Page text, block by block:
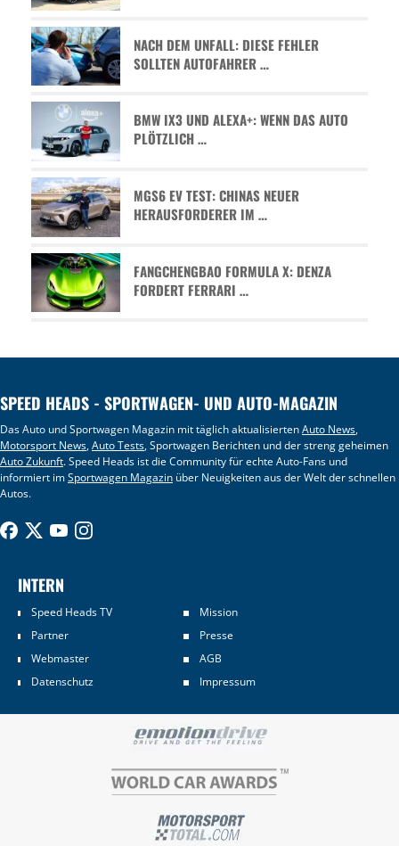
NACH DEM UNFALL: DIESE FEHLER
SOLLTEN AUTOFAHRER …
BMW IX3 UND ALEXA+: WENN DAS AUTO
PLÖTZLICH …
MGS6 EV TEST: CHINAS NEUER
HERAUSFORDERER IM …
FANGCHENGBAO FORMULA X: DENZA
FORDERT FERRARI …
SPEED HEADS - SPORTWAGEN- UND AUTO-MAGAZIN
Das Auto und Sportwagen Magazin mit täglich aktualisiertenAuto News,
Motorsport News,Auto Tests, Sportwagen Berichten und der streng geheimen
Auto Zukunft. Speed Heads ist die Community für echte Auto-Fans und
informiert imSportwagen Magazin über Neuigkeiten aus der Welt der schnellen
Autos.
INTERN
Speed Heads TV
Mission
Partner
Presse
Webmaster
AGB
Datenschutz
Impressum